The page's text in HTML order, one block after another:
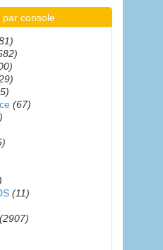
par console
(67)
(11)
(2907)